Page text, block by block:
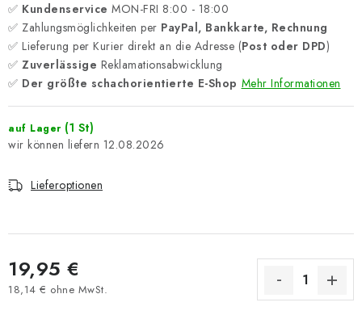
✅ Kundenservice MON-FRI 8:00 - 18:00
✅ Zahlungsmöglichkeiten per PayPal, Bankkarte, Rechnung
✅ Lieferung per Kurier direkt an die Adresse (Post oder DPD)
✅ Zuverlässige Reklamationsabwicklung
✅ Der größte schachorientierte E-Shop Mehr Informationen
auf Lager (1 St)
12.08.2026
Lieferoptionen
19,95 €
18,14 € ohne MwSt.